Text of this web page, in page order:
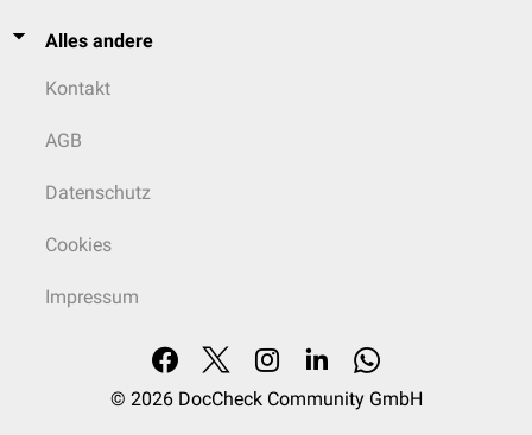
Alles andere
Kontakt
AGB
Datenschutz
Cookies
Impressum
© 2026 DocCheck Community GmbH